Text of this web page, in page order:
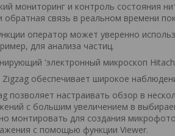
мониторинг и контроль состояния
обратная связь в реальном времени
оператор может уверенно
для анализа частиц.
обеспечивает широкое
позволяет настраивать обзор в
с большим увеличением в
монтировать для создания
с помощью функции Viewer.